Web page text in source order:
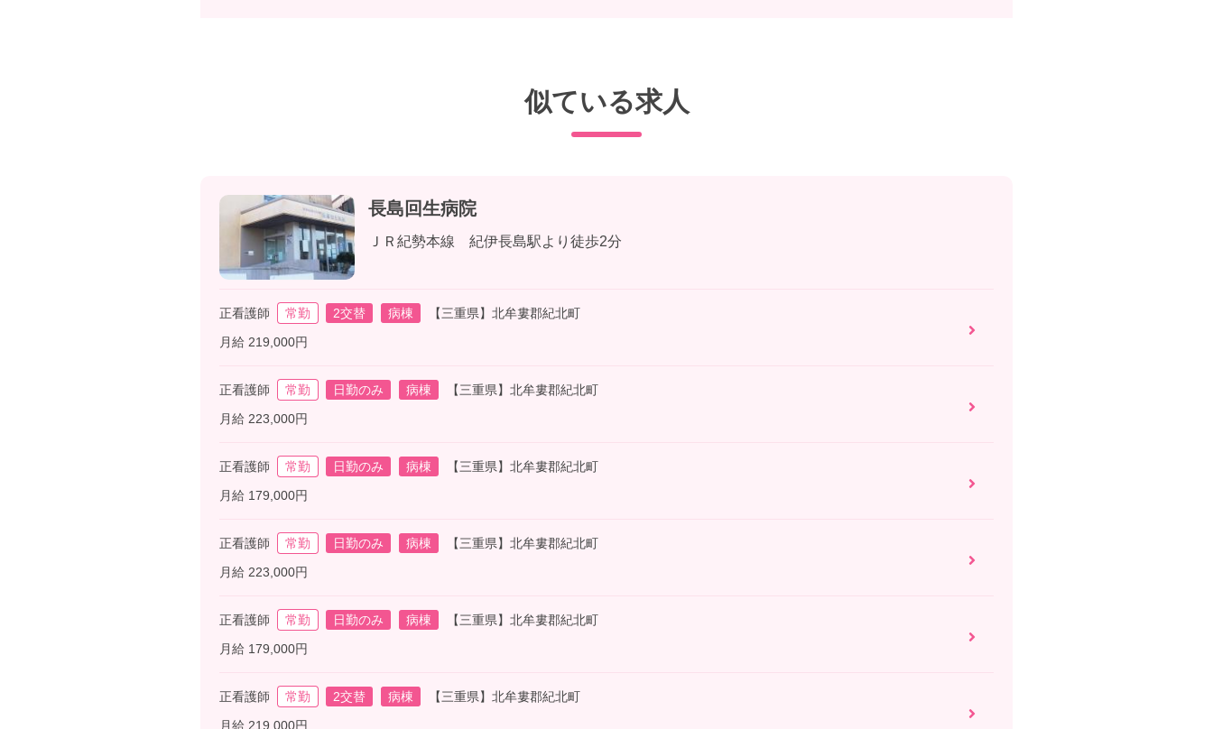
似ている求人
長島回生病院
ＪＲ紀勢本線 紀伊長島駅より徒歩2分
正看護師 常勤 2交替 病棟
【三重県】北牟婁郡紀北町
月給 219,000円
正看護師 常勤 日勤のみ 病棟
【三重県】北牟婁郡紀北町
月給 223,000円
正看護師 常勤 日勤のみ 病棟
【三重県】北牟婁郡紀北町
月給 179,000円
正看護師 常勤 日勤のみ 病棟
【三重県】北牟婁郡紀北町
月給 223,000円
正看護師 常勤 日勤のみ 病棟
【三重県】北牟婁郡紀北町
月給 179,000円
正看護師 常勤 2交替 病棟
【三重県】北牟婁郡紀北町
月給 219,000円